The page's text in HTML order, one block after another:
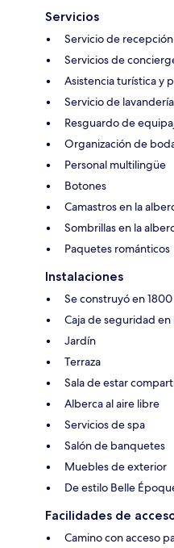
Servicios
Servicio de recepción
Servicios de
Asistencia turística y
Servicio de
Resguardo de
Organización de
Personal multilingüe
Botones
Camastros en la
Sombrillas en la
Paquetes románticos
Instalaciones
Se construyó en 1800
Caja de seguridad
Jardín
Terraza
Sala de estar
Alberca al aire libre
Servicios de spa
Salón de banquetes
Muebles de exterior
De estilo Belle
Facilidades de
Camino con acceso